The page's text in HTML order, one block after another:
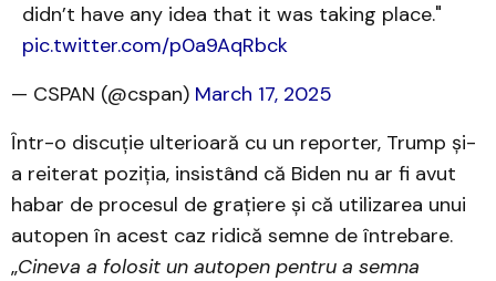
didn’t have any idea that it was taking place."
pic.twitter.com/p0a9AqRbck
— CSPAN (@cspan) March 17, 2025
Într-o discuție ulterioară cu un reporter, Trump și-
a reiterat poziția, insistând că Biden nu ar fi avut
habar de procesul de grațiere și că utilizarea unui
autopen în acest caz ridică semne de întrebare.
„Cineva a folosit un autopen pentru a semna